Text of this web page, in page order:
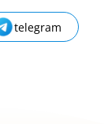
telegram